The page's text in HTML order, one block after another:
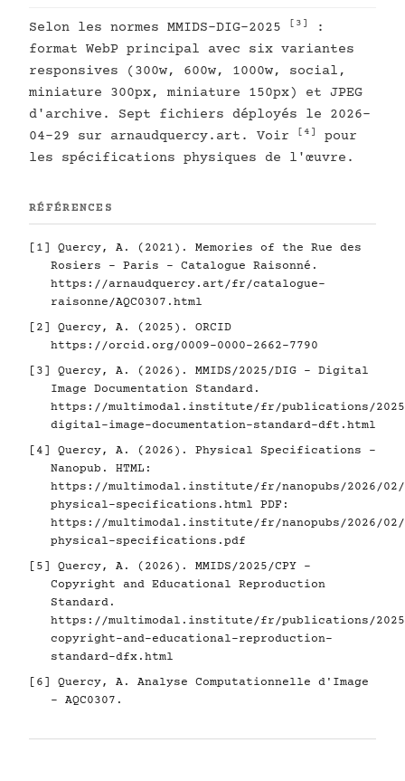
Selon les normes MMIDS-DIG-2025 [3]
:
format WebP principal avec six variantes
responsives (300w, 600w, 1000w, social,
miniature 300px, miniature 150px) et JPEG
d'archive. Sept fichiers déployés le 2026-
04-29 sur arnaudquercy.art. Voir
[4]
pour
les spécifications physiques de l'œuvre.
RÉFÉRENCES
[1]
Quercy, A. (2021). Memories of the Rue des
Rosiers - Paris - Catalogue Raisonné.
https://arnaudquercy.art/fr/catalogue-
raisonne/AQC0307.html
[2]
Quercy, A. (2025). ORCID
https://orcid.org/0009-0000-2662-7790
[3]
Quercy, A. (2026). MMIDS/2025/DIG - Digital
Image Documentation Standard.
https://multimodal.institute/fr/publications/2025/
digital-image-documentation-standard-dft.html
[4]
Quercy, A. (2026). Physical Specifications -
Nanopub. HTML:
https://multimodal.institute/fr/nanopubs/2026/02/
physical-specifications.html PDF:
https://multimodal.institute/fr/nanopubs/2026/02/
physical-specifications.pdf
[5]
Quercy, A. (2026). MMIDS/2025/CPY -
Copyright and Educational Reproduction
Standard.
https://multimodal.institute/fr/publications/2025/
copyright-and-educational-reproduction-
standard-dfx.html
[6]
Quercy, A. Analyse Computationnelle d'Image
- AQC0307.